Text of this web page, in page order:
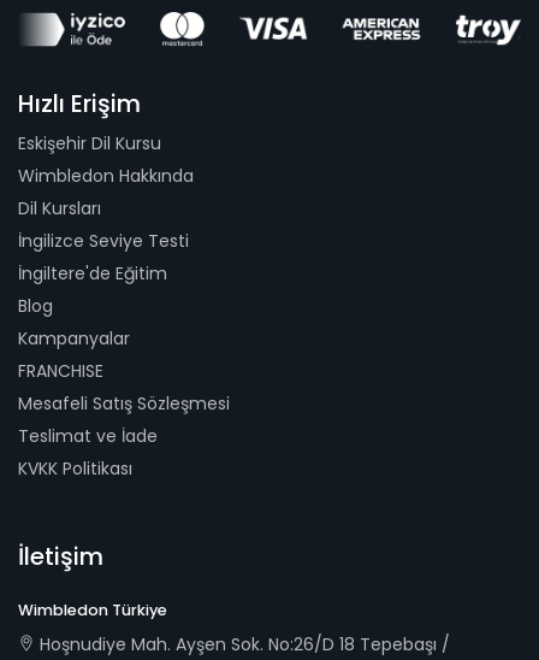
Hızlı Erişim
Eskişehir Dil Kursu
Wimbledon Hakkında
Dil Kursları
İngilizce Seviye Testi
İngiltere'de Eğitim
Blog
Kampanyalar
FRANCHISE
Mesafeli Satış Sözleşmesi
Teslimat ve İade
KVKK Politikası
İletişim
Wimbledon Türkiye
Hoşnudiye Mah. Ayşen Sok. No:26/D 18 Tepebaşı /